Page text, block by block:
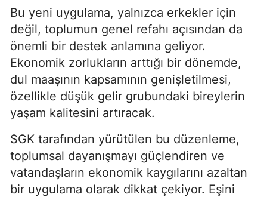
Bu yeni uygulama, yalnızca erkekler için
değil, toplumun genel refahı açısından da
önemli bir destek anlamına geliyor.
Ekonomik zorlukların arttığı bir dönemde,
dul maaşının kapsamının genişletilmesi,
özellikle düşük gelir grubundaki bireylerin
yaşam kalitesini artıracak.
SGK tarafından yürütülen bu düzenleme,
toplumsal dayanışmayı güçlendiren ve
vatandaşların ekonomik kaygılarını azaltan
bir uygulama olarak dikkat çekiyor. Eşini